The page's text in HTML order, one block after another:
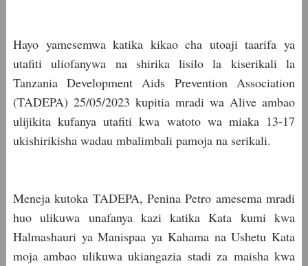
Hayo yamesemwa katika kikao cha utoaji taarifa ya
utafiti uliofanywa na shirika lisilo la kiserikali la
Tanzania Development Aids Prevention Association
(TADEPA) 25/05/2023 kupitia mradi wa Alive ambao
ulijikita kufanya utafiti kwa watoto wa miaka 13-17
ukishirikisha wadau mbalimbali pamoja na serikali.
Meneja kutoka TADEPA, Penina Petro amesema mradi
huo ulikuwa unafanya kazi katika Kata kumi kwa
Halmashauri ya Manispaa ya Kahama na Ushetu Kata
moja ambao ulikuwa ukiangazia stadi za maisha kwa